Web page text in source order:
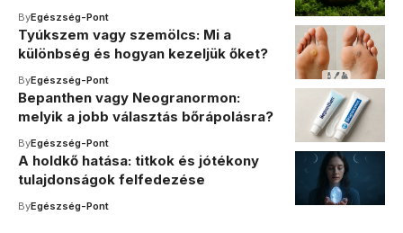
ByEgészség-Pont
Tyúkszem vagy szemölcs: Mi a
különbség és hogyan kezeljük őket?
ByEgészség-Pont
Bepanthen vagy Neogranormon:
melyik a jobb választás bőrápolásra?
ByEgészség-Pont
A holdkő hatása: titkok és jótékony
tulajdonságok felfedezése
ByEgészség-Pont